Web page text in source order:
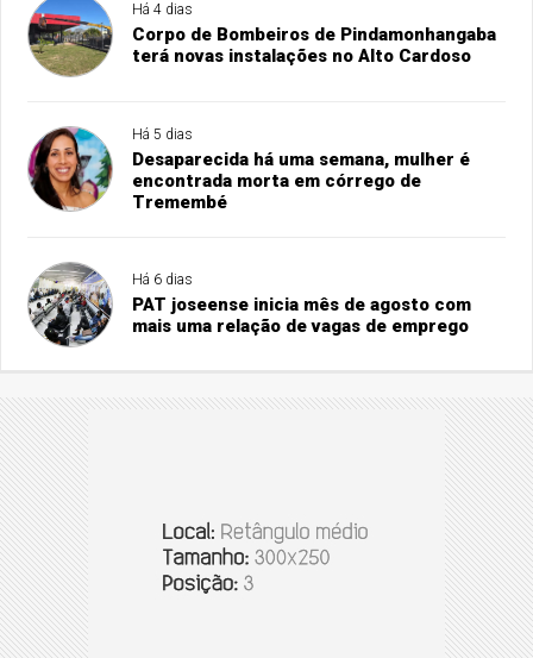
Há 4 dias
Corpo de Bombeiros de Pindamonhangaba
terá novas instalações no Alto Cardoso
Há 5 dias
Desaparecida há uma semana, mulher é
encontrada morta em córrego de
Tremembé
Há 6 dias
PAT joseense inicia mês de agosto com
mais uma relação de vagas de emprego